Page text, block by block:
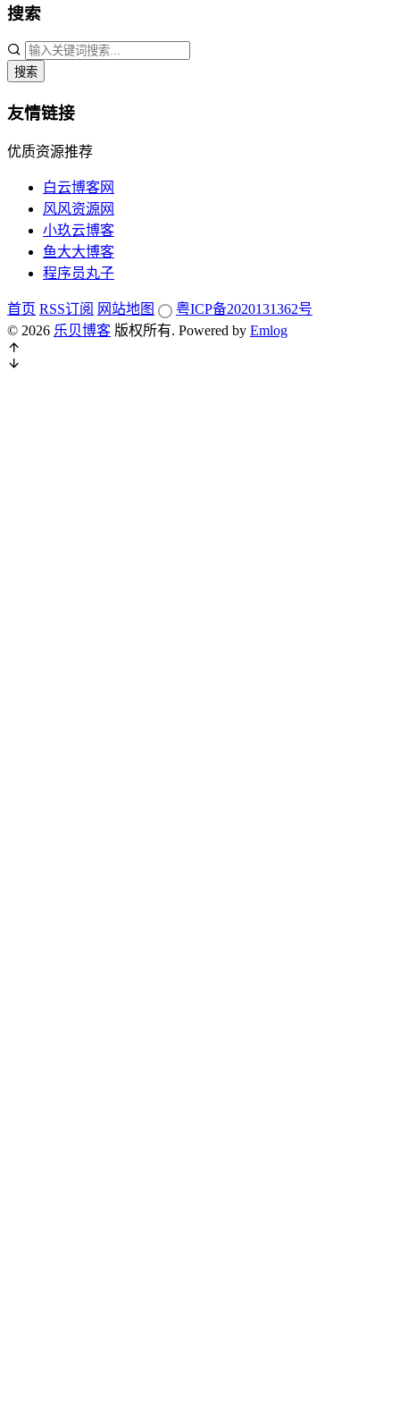
搜索
搜索
友情链接
优质资源推荐
白云博客网
风风资源网
小玖云博客
鱼大大博客
程序员丸子
首页 RSS订阅 网站地图
粤ICP备2020131362号
© 2026 乐贝博客 版权所有. Powered by Emlog